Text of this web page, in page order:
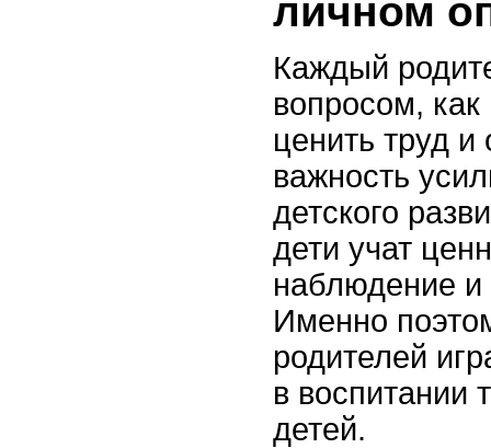
личном
Каждый
вопросом, как
ценить труд и
важность
детского
дети учат
наблюдение
Именно
родителей
в воспитании
детей.